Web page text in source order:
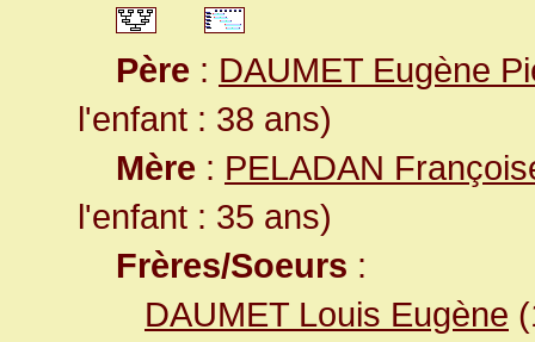
Père : DAUMET Eugène
l'enfant : 38 ans)
Mère : PELADAN
l'enfant : 35 ans)
Frères/Soeurs :
DAUMET Louis Eugène